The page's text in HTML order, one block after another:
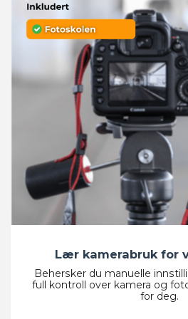
Lær kamerabruk for
Behersker du manuelle
full kontroll over kamera og
for deg.